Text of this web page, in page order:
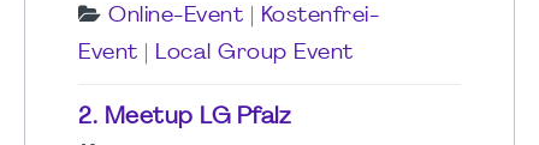
Online-Event
Kostenfrei-
Event
Local Group Event
2. Meetup LG Pfalz